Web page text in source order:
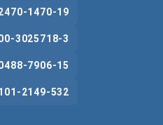
1470-19
3025718-3
7906-15
2149-532